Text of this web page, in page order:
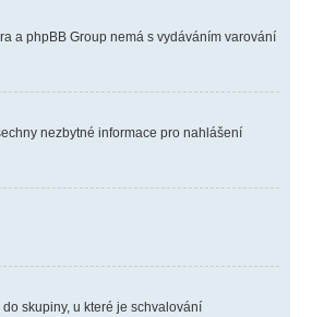
a phpBB Group nemá s vydáváním varování
nezbytné informace pro nahlášení
skupiny, u které je schvalování